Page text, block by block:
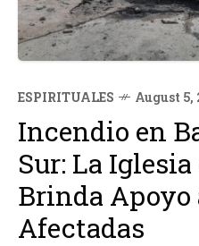
ESPIRITUALES August 5,
Incendio en
Sur: La
Brinda
Afectadas